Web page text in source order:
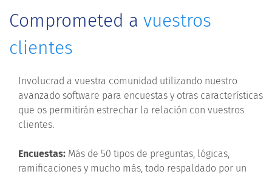
Comprometed a vuestros
clientes
Involucrad a vuestra comunidad utilizando nuestro
avanzado software para encuestas y otras características
que os permitirán estrechar la relación con vuestros
clientes.
Encuestas: Más de 50 tipos de preguntas, lógicas,
ramificaciones y mucho más, todo respaldado por un